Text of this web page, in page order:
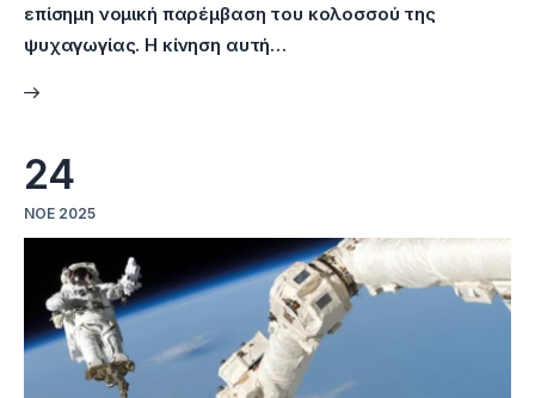
επίσημη νομική παρέμβαση του κολοσσού της
ψυχαγωγίας. Η κίνηση αυτή…
24
ΝΟΈ 2025